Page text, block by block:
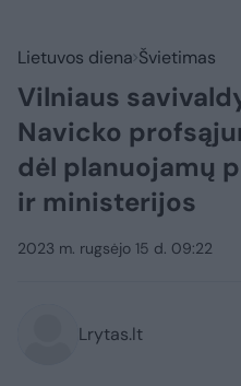
Lietuvos diena Švietimas
Vilniaus
Navicko
dėl planuojamų
ir ministerijos
2023 m. rugsėjo 15 d. 09:22
Lrytas.lt